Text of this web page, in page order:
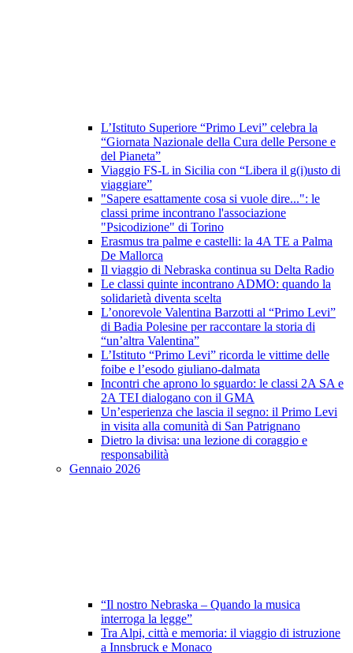
L’Istituto Superiore “Primo Levi” celebra la
“Giornata Nazionale della Cura delle Persone e
del Pianeta”
Viaggio FS-L in Sicilia con “Libera il g(i)usto di
viaggiare”
"Sapere esattamente cosa si vuole dire...": le
classi prime incontrano l'associazione
"Psicodizione" di Torino
Erasmus tra palme e castelli: la 4A TE a Palma
De Mallorca
Il viaggio di Nebraska continua su Delta Radio
Le classi quinte incontrano ADMO: quando la
solidarietà diventa scelta
L’onorevole Valentina Barzotti al “Primo Levi”
di Badia Polesine per raccontare la storia di
“un’altra Valentina”
L’Istituto “Primo Levi” ricorda le vittime delle
foibe e l’esodo giuliano-dalmata
Incontri che aprono lo sguardo: le classi 2A SA e
2A TEI dialogano con il GMA
Un’esperienza che lascia il segno: il Primo Levi
in visita alla comunità di San Patrignano
Dietro la divisa: una lezione di coraggio e
responsabilità
Gennaio 2026
“Il nostro Nebraska – Quando la musica
interroga la legge”
Tra Alpi, città e memoria: il viaggio di istruzione
a Innsbruck e Monaco